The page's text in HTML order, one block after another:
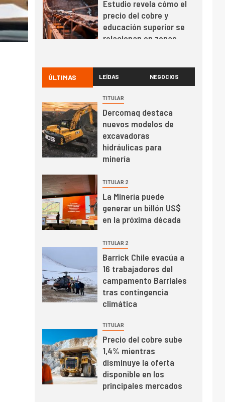
Codelco reporta Ebitda
de US$ 6.670 millones
y mejora sus
indicadores financieros
Codelco Ventanas
prueba camión 100%
eléctrico para
transportar cátodos al
Puerto de San Antonio
2 I+D
Producción minera en
mayo de 2026 cae
10,6%
3
PIB minero impacta el
crecimiento regional:
Banco Central reporta
resultados dispares en
Informe bimensual de
Cochilco: precio del
cobre alcanza
máximos por escasez
de concentrados
5 I+D
Estudio revela cómo el
precio del cobre y
educación superior se
relacionan en zonas
mineras
6
BHP proyecta
producción de cobre
ÚLTIMAS LEÍDAS NEGOCIOS
TITULAR
Dercomaq destaca
nuevos modelos de
excavadoras
hidráulicas para
minería
TITULAR 2
La Minería puede
generar un billón US$
en la próxima década
TITULAR 2
Barrick Chile evacúa a
16 trabajadores del
campamento Barriales
tras contingencia
climática
TITULAR
Precio del cobre sube
1,4% mientras
disminuye la oferta
disponible en los
principales mercados